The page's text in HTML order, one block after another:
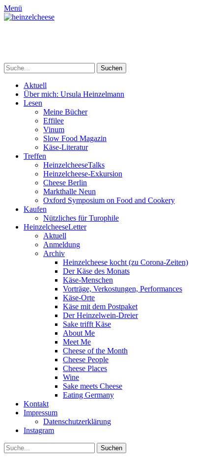
Menü
Suchen
nach:
Primäres
Menü
Zum
Inhalt
springen
Aktuell
Über mich: Ursula Heinzelmann
Lesen
Meine Bücher
Effilee
Vinum
Slow Food Magazin
Käse-Literatur
Treffen
HeinzelcheeseTalks
Heinzelcheese-Exkursion
Cheese Berlin
Markthalle Neun
Oxford Symposium on Food and Cookery
Kaufen
Nützliches für Turophile
HeinzelcheeseLetter
Aktuell
Anmeldung
Archiv
Heinzelcheese kocht (zu Corona-Zeiten)
Der Käse des Monats
Käse-Menschen
Vorträge, Verkostungen, Performances
Käse-Orte
Käse mit dem Postpaket
Der Heinzelwein-Dreier
Sake trifft Käse
About Me
Meet Me
Cheese of the Month
Cheese People
Cheese Places
Wine
Sake meets Cheese
Eating Germany
Kontakt
Impressum
Datenschutzerklärung
Instagram
Suchen
Suchen
nach: